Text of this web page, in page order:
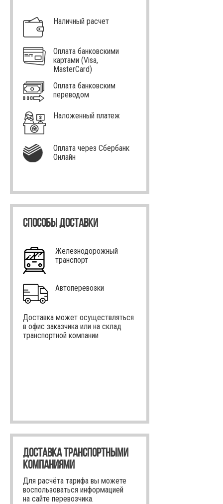
Наличный расчет
Оплата банковскими
картами (Visa,
MasterCard)
Оплата банковским
переводом
Наложенный платеж
Оплата через Сбербанк
Онлайн
СПОСОБЫ ДОСТАВКИ
Железнодорожный
транспорт
Автоперевозки
Доставка может осуществляться
в офис заказчика или на склад
транспортной компании
ДОСТАВКА ТРАНСПОРТНЫМИ
КОМПАНИЯМИ
Для расчёта тарифа вы можете
воспользоваться информацией
на сайте перевозчика.